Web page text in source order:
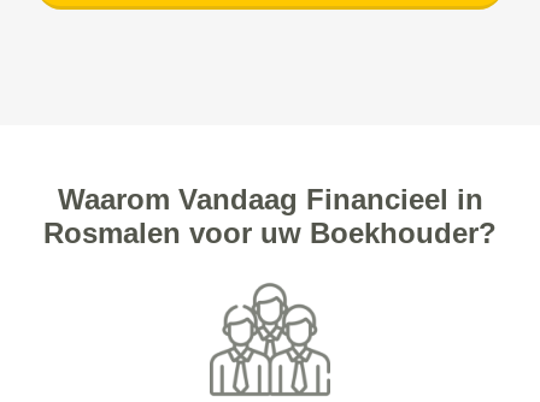
Waarom Vandaag Financieel in
Rosmalen voor uw Boekhouder?